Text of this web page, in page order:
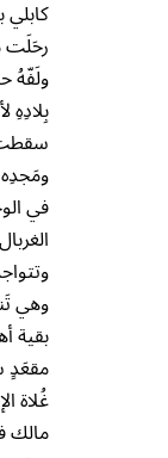
رحَلَت
ولَفّهُ
سقطت
في
وهي
بقية
مقعَدٍ
غُلاة
مالك